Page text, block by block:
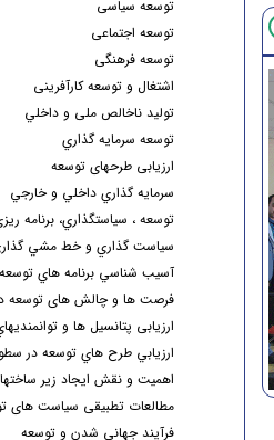
توسعه سیاسی
توسعه اجتماعی
توسعه فرهنگی
اشتغال و توسعه کارآفرینی
تولید ناخالص ملی و داخلي
توسعه سرمايه گذاري
ارزیابی طرحهای توسعه
سرمايه گذاري داخلي و خارجي
توسعه ، سياستگذاري، برنامه
سياست گذاري و خط مشي
آسيب شناسي برنامه هاي
فرصت ها و چالش های توسعه
ارزیابی پتانسیل ها و
ارزيابي طرح هاي توسعه در
اهميت و نقش ايجاد زير
مطالعات تطبیقی سیاست های
فرآيند جهانی شدن و توسعه